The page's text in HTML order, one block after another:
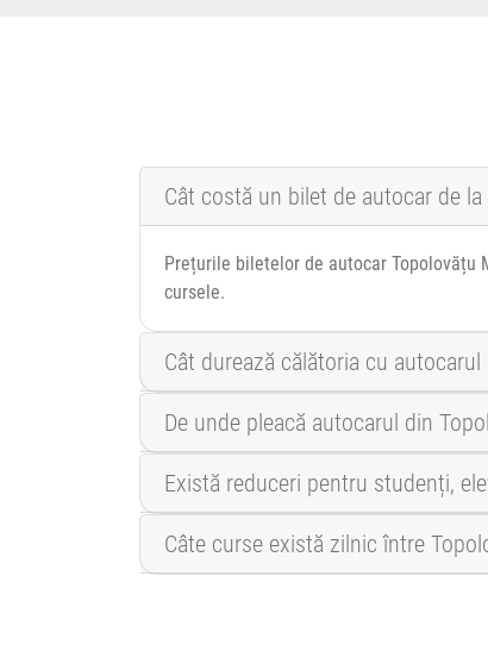
Cât costă un bilet de autocar de
Prețurile biletelor de autocar Topolovățu
cursele.
Cât durează călătoria cu
De unde pleacă autocarul din
Există reduceri pentru studenți,
Câte curse există zilnic între